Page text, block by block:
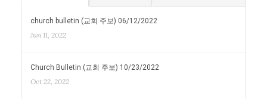
church bulletin (교회 주보) 06/12/2022
Jun 11, 2022
Church Bulletin (교회 주보) 10/23/2022
Oct 22, 2022